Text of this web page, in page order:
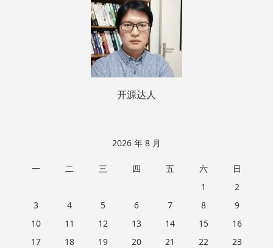
开源达人
2026 年 8 月
一 二 三 四 五 六
日
1
2
3
4 5 6 7 8
9
10
11 12 13 14 15
16
17
18 19 20 21 22
23